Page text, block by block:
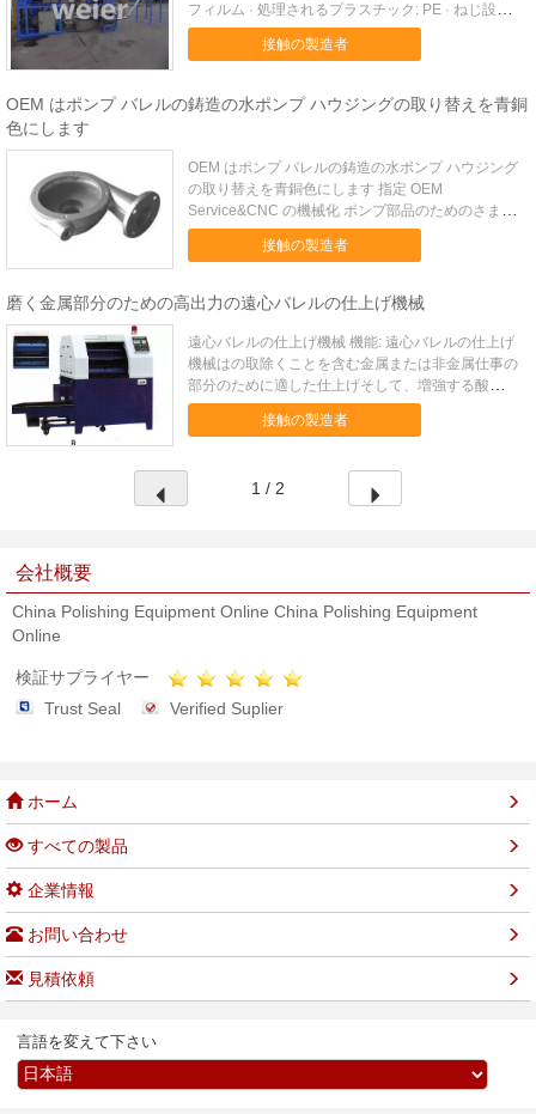
フィルム · 処理されるプラスチック: PE · ねじ設計:
PE/PP のフィルムのリサイクル植物 · 自動等級: フ
ル オート · 原産地: 山東、中国（本土） · 銘柄: ...
接触の製造者
OEM はポンプ バレルの鋳造の水ポンプ ハウジングの取り替えを青銅
色にします
OEM はポンプ バレルの鋳造の水ポンプ ハウジング
の取り替えを青銅色にします 指定 OEM
Service&CNC の機械化 ポンプ部品のためのさまざ
まな構造 厳密な Inspection&Control ISO9001&
ISO14001 企業収益 私達の鋳物場は黄銅、ずっと多
接触の製造者
磨く金属部分のための高出力の遠心バレルの仕上げ機械
遠心バレルの仕上げ機械 機能: 遠心バレルの仕上げ
機械はの取除くことを含む金属または非金属仕事の
部分のために適した仕上げそして、増強する酸化層
の derusting 丸み 刻み目を取り除くこと磨くことで
す 電気めっきするか、または化学処理する前に処
接触の製造者
1 / 2
会社概要
China Polishing Equipment Online China Polishing Equipment
Online
検証サプライヤー
Trust Seal
Verified Suplier
ホーム
すべての製品
企業情報
お問い合わせ
見積依頼
言語を変えて下さい